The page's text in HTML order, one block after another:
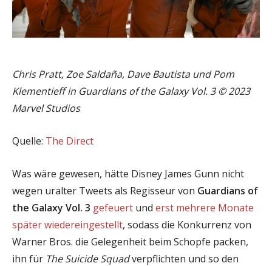
Chris Pratt, Zoe Saldaña, Dave Bautista und Pom
Klementieff in Guardians of the Galaxy Vol. 3 © 2023
Marvel Studios
Quelle: The Direct
Was wäre gewesen, hätte Disney James Gunn nicht
wegen uralter Tweets als Regisseur von Guardians of
the Galaxy Vol. 3 gefeuert und erst mehrere Monate
später wiedereingestellt, sodass die Konkurrenz von
Warner Bros. die Gelegenheit beim Schopfe packen,
ihn für The Suicide Squadverpflichten und so den